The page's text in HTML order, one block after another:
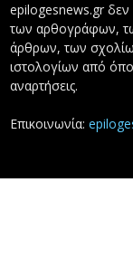
epilogesnews.gr δεν
των αρθογράφων,
άρθρων, των
ιστολογίων από
αναρτήσεις.
Επικοινωνία: